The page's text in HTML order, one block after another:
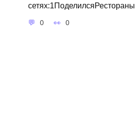
сетях:1ПоделилсяРестораны
0 0